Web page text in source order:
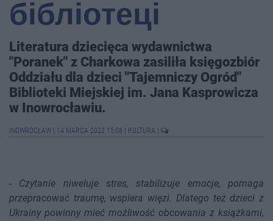
бібліотеці
Literatura dziecięca wydawnictwa
"Poranek" z Charkowa zasiliła księgozbiór
Oddziału dla dzieci "Tajemniczy Ogród"
Biblioteki Miejskiej im. Jana Kasprowicza
w Inowrocławiu.
INOWROCŁAW 14 MARCA 2022 15:08 KULTURA
- Czytanie niweluje stres, stabilizuje emocje, pomaga
przepracować traumę, wspiera więzi. Dlatego też dzieci z
Ukrainy powinny mieć możliwość obcowania z książkami,